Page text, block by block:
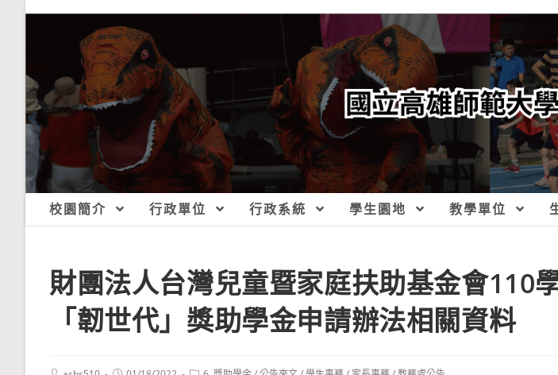
校園簡介 行政單位 行政系統 學生園地 教學單位
財團法人台灣兒童暨家庭扶助基金會110
「韌世代」獎助學金申請辦法相關資料